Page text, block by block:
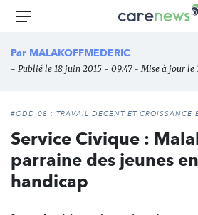
Aller
principal
Carenews,
média
des
l'engagement
Menu
Par MALAKOFFMEDERIC
- Publié le 18 juin 2015 - 09:47 - Mise à jour le
#ODD 08 : TRAVAIL DÉCENT ET CROISSANCE
Service Civique :
parraine des jeunes
handicap